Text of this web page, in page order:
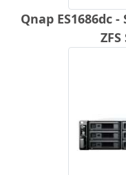
Qnap ES1686dc
ZFS